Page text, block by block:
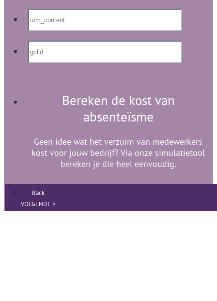
Bereken de kost van
absenteïsme
Geen idee wat het verzuim van medewerkers
kost voor jouw bedrijf? Via onze simulatietool
bereken je die heel eenvoudig.
Back
VOLGENDE >